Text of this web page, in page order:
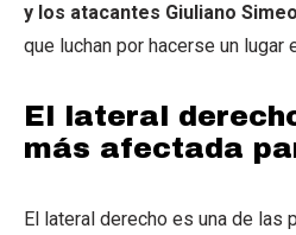
y los atacantes Giuliano
que luchan por hacerse un lugar
El lateral
más afectada
El lateral derecho es una de las